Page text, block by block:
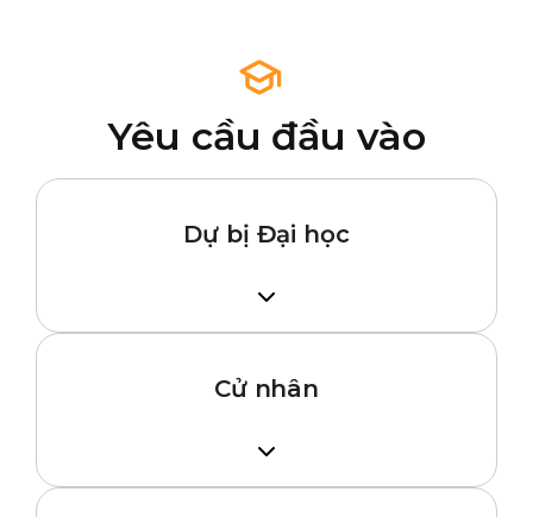
Yêu cầu đầu vào
Dự bị Đại học
Cử nhân